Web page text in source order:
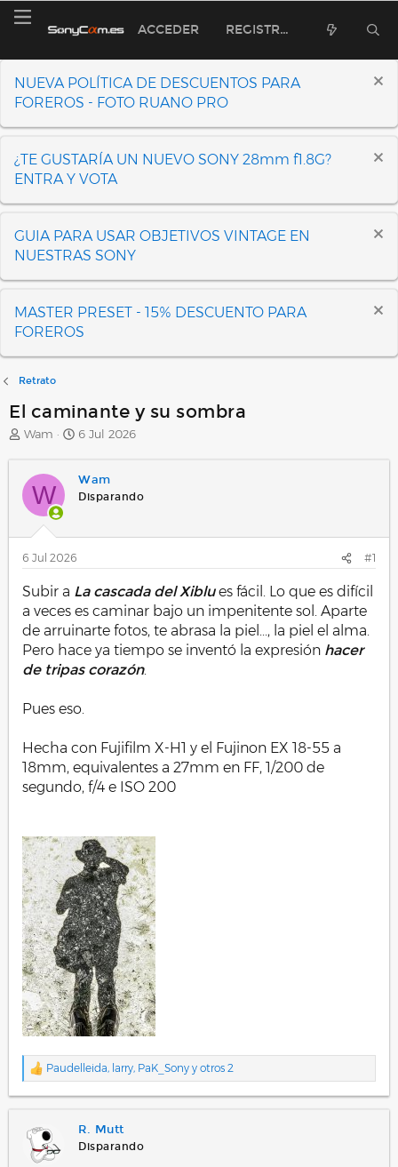
ACCEDER REGISTRARSE
NUEVA POLÍTICA DE DESCUENTOS PARA
FOREROS - FOTO RUANO PRO
¿TE GUSTARÍA UN NUEVO SONY 28mm f1.8G?
ENTRA Y VOTA
GUIA PARA USAR OBJETIVOS VINTAGE EN
NUESTRAS SONY
MASTER PRESET - 15% DESCUENTO PARA
FOREROS
Retrato
El caminante y su sombra
A
o
Wam
F
h
a
c
i
o
6 Jul 2026
W
Wam
Disparando
6 Jul 2026 #1
Subir a La cascada del Xiblues fácil. Lo que es difícil
a veces es caminar bajo un impenitente sol. Aparte
de arruinarte fotos, te abrasa la piel..., la piel el alma.
Pero hace ya tiempo se inventó la expresión hacer
de tripas corazón.
Pues eso.
Hecha con Fujifilm X-H1 y el Fujinon EX 18-55 a
18mm, equivalentes a 27mm en FF, 1/200 de
segundo, f/4 e ISO 200
R
a
c
i
o
Paudelleida, larry, PaK_Sony y otros 2
R. Mutt
Disparando